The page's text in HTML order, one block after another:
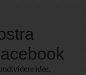
idee,